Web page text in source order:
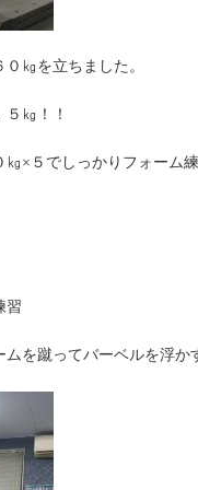
㎏を立ちました。
㎏！！
×５でしっかりフォーム
習
ムを蹴ってバーベルを浮か